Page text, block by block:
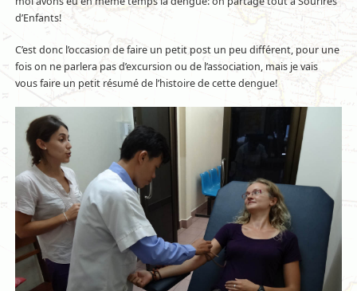
d’Enfants!
C’est donc l’occasion de faire un petit post un peu différent, pour une
fois on ne parlera pas d’excursion ou de l’association, mais je vais
vous faire un petit résumé de l’histoire de cette dengue!